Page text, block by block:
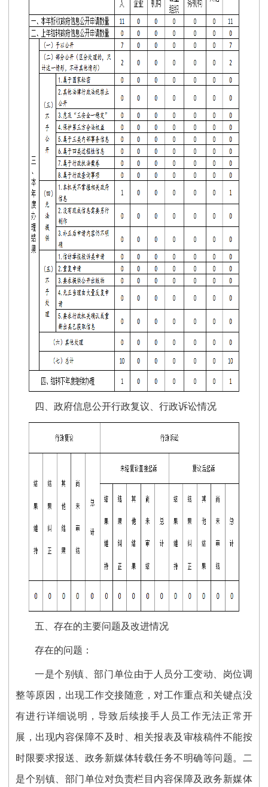
四、政府信息公开行政复议、行政诉讼情况
五、存在的主要问题及改进情况
存在的问题：
一是个别镇、部门单位由于人员分工变动、岗位调
整等原因，出现工作交接随意，对工作重点和关键点没
有进行详细说明，导致后续接手人员工作无法正常开
展，出现内容保障不及时、相关报表及审核稿件不能按
时限要求报送、政务新媒体转载任务不明确等问题。二
是个别镇、部门单位对负责栏目内容保障及政务新媒体